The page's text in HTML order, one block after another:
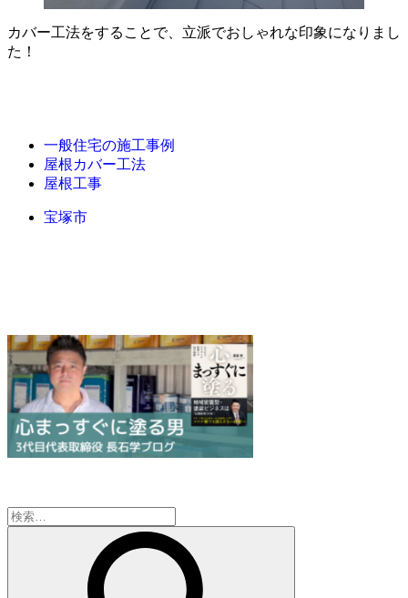
カバー工法をすることで、立派でおしゃれな印象になりまし
た！
一般住宅の施工事例
屋根カバー工法
屋根工事
宝塚市
検
索: